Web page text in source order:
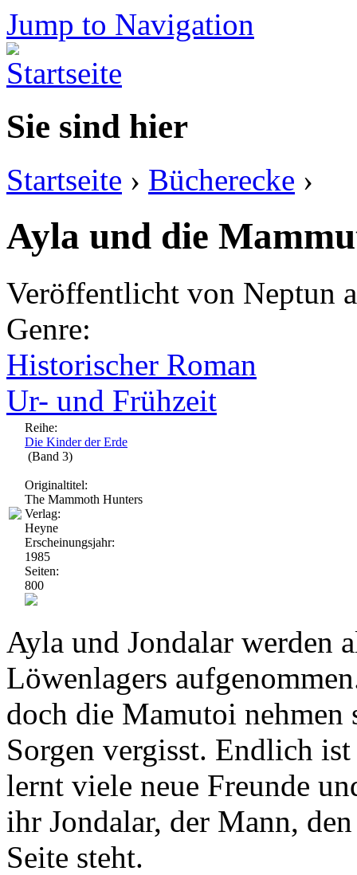
Jump to Navigation
Sie sind hier
Startseite › Bücherecke ›
Ayla und die
Veröffentlicht von Neptun
Genre:
Historischer Roman
Ur- und Frühzeit
Reihe:
Die Kinder der Erde
(Band 3)
Originaltitel:
The Mammoth Hunters
Verlag:
Heyne
Erscheinungsjahr:
1985
Seiten:
800
Ayla und Jondalar werden
Löwenlagers
doch die Mamutoi nehmen
Sorgen vergisst. Endlich
lernt viele neue Freunde
ihr Jondalar, der Mann,
Seite steht.